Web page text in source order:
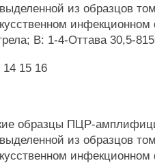
из образцов
В: 1-4-Оттава 30,5-
14 15 16
образцы ПЦР-
из образцов